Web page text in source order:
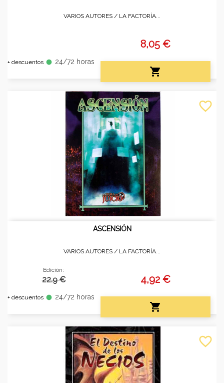
VARIOS AUTORES / LA FACTORÍA...
+ descuentos fiber_manual_record 24/72 horas
8,05 €

ASCENSIÓN
VARIOS AUTORES / LA FACTORÍA...
Edición:
22.9 €
+ descuentos fiber_manual_record 24/72 horas
4,92 €

favorite_border
favorite_border